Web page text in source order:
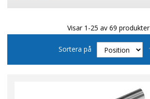
Visar 1-25 av 69 produkter
Sortera på